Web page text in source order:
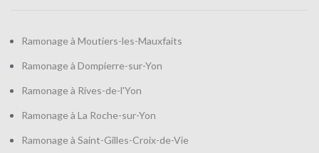
Ramonage à Moutiers-les-Mauxfaits
Ramonage à Dompierre-sur-Yon
Ramonage à Rives-de-l'Yon
Ramonage à La Roche-sur-Yon
Ramonage à Saint-Gilles-Croix-de-Vie